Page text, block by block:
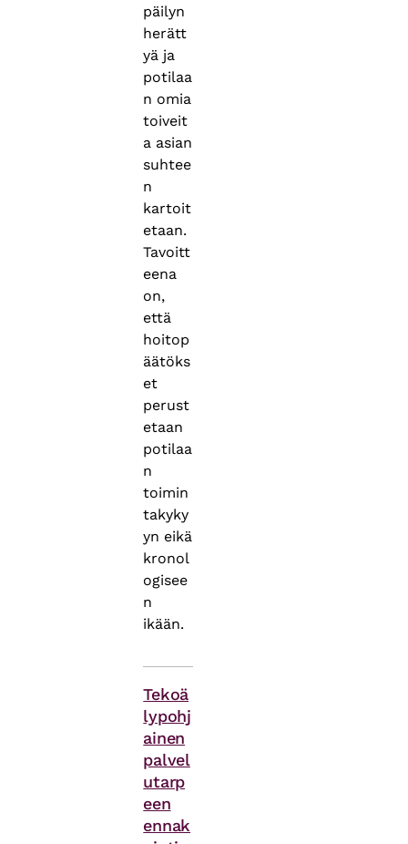
päilyn
herätt
yä ja
potilaa
n omia
toiveit
a asian
suhtee
n
kartoit
etaan.
Tavoitt
eena
on,
että
hoitop
äätöks
et
perust
etaan
potilaa
n
toimin
takyky
yn eikä
kronol
ogisee
n
ikään.
Tekoä
lypohj
ainen
palvel
utarp
een
ennak